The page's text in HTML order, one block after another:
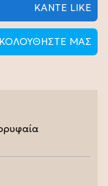
ΚΑΝΤΕ LIKE
ΜΑΣ